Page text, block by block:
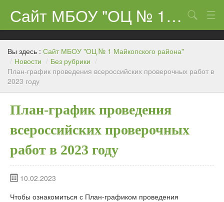
Сайт МБОУ "ОЦ № 1 Майкопского района"
Сведения об образовательном учреждении
ЕГЭ-11 и ГИА
Карта сайта
Центр «Точка роста»
Родителям
Поиск
Вы здесь : Сайт МБОУ "ОЦ № 1 Майкопского района"
/ Новости / Без рубрики /
План-график проведения всероссийских проверочных работ в
2023 году
План-график проведения
всероссийских проверочных
работ в 2023 году
10.02.2023
Чтобы ознакомиться с План-графиком проведения